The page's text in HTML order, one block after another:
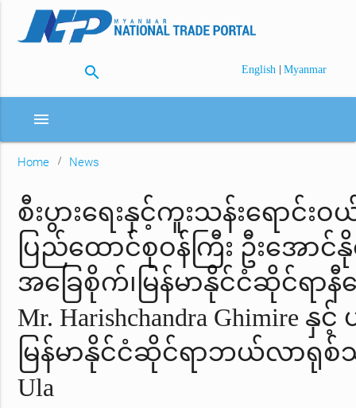
search English | Myanmar
menu
Home News
စီးပွားရေးနှင့်ကူးသန်းရောင်းဝ
ပြည်ထောင်စုဝန်ကြီး ဦးအောင်
အခြေစိုက်၊မြန်မာနိုင်ငံဆိုင်ရာ
Mr. Harishchandra Ghimire
မြန်မာနိုင်ငံဆိုင်ရာဘယ်လာရုစ်
Ula